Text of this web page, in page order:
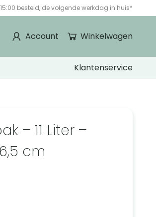
besteld, de volgende werkdag in huis*
Winkelwagen
Account
Klantenservice
– 11 Liter –
cm